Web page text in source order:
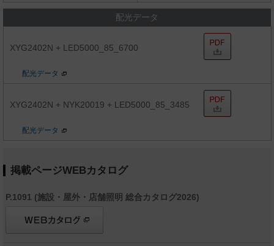
配光データ
XYG2402N + LED5000_85_6700
配光データ
XYG2402N + NYK20019 + LED5000_85_3485
配光データ
掲載ページWEBカタログ
P.1091 (施設・屋外・店舗照明 総合カタログ2026)